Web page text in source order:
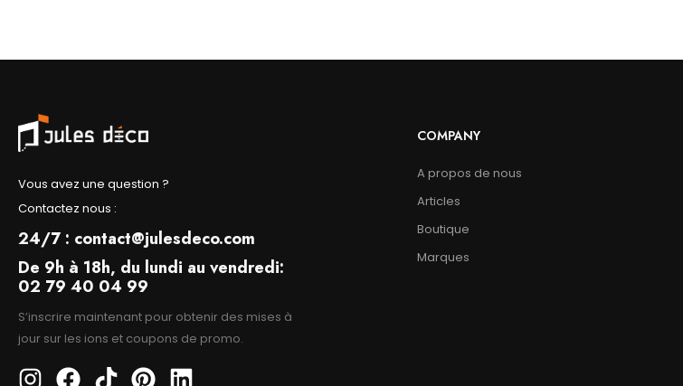
Vous avez une question ?
Contactez nous :
24/7 : contact@julesdeco.com
De 9h à 18h, du lundi au vendredi:
02 79 40 04 99
S’inscrire maintenant pour obtenir des mises à
jour sur les ions et coupons de promo.
COMPANY
A propos de nous
Articles
Boutique
Marques